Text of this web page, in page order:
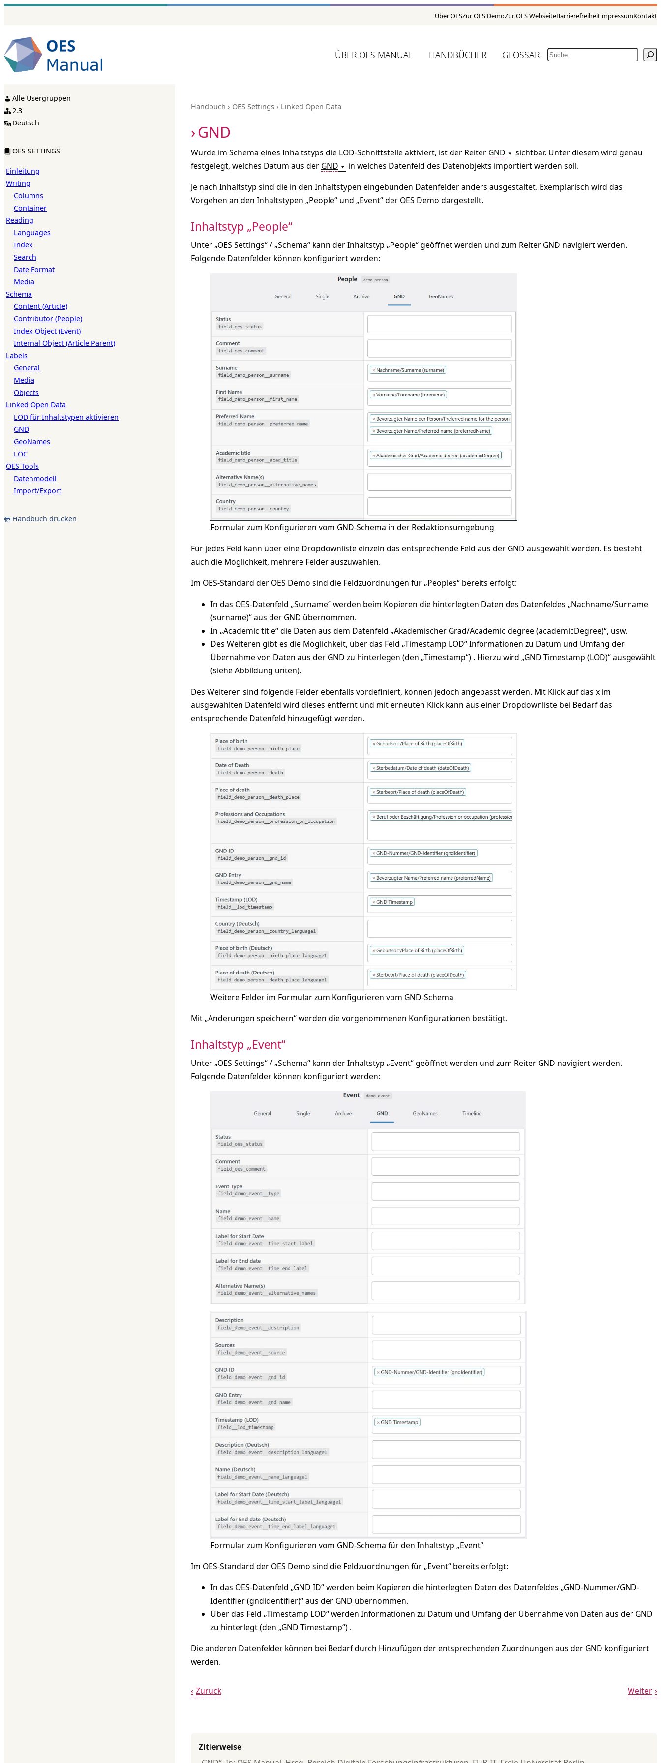
Zum
springen
Über OESZur OES DemoZur OES WebseiteBarrierefreiheitImpressumKontakt
ÜBER OES MANUAL HANDBÜCHER GLOSSAR SUCHEN
Alle Usergruppen
2.3
Deutsch
OES SETTINGS
Einleitung
Writing
Columns
Container
Reading
Languages
Index
Search
Date Format
Media
Schema
Content (Article)
Contributor (People)
Index Object (Event)
Internal Object (Article Parent)
Labels
General
Media
Objects
Linked Open Data
LOD für Inhaltstypen aktivieren
GND
GeoNames
LOC
OES Tools
Datenmodell
Import/Export
Handbuch drucken
Handbuch OES Settings Linked Open Data
GND
Wurde im Schema eines Inhaltstyps die LOD-Schnittstelle aktiviert, ist der Reiter GND
sichtbar. Unter diesem wird genau
festgelegt, welches Datum aus der GND
in welches Datenfeld des Datenobjekts importiert werden soll.
Je nach Inhaltstyp sind die in den Inhaltstypen eingebunden Datenfelder anders ausgestaltet. Exemplarisch wird das
Vorgehen an den Inhaltstypen „People“ und „Event“ der OES Demo dargestellt.
Inhaltstyp „People“
Unter „OES Settings“ / „Schema“ kann der Inhaltstyp „People“ geöffnet werden und zum Reiter GND navigiert werden.
Folgende Datenfelder können konfiguriert werden:
Formular zum Konfigurieren vom GND-Schema in der Redaktionsumgebung
Für jedes Feld kann über eine Dropdownliste einzeln das entsprechende Feld aus der GND ausgewählt werden. Es besteht
auch die Möglichkeit, mehrere Felder auszuwählen.
Im OES-Standard der OES Demo sind die Feldzuordnungen für „Peoples“ bereits erfolgt:
In das OES-Datenfeld „Surname“ werden beim Kopieren die hinterlegten Daten des Datenfeldes „Nachname/Surname
(surname)“ aus der GND übernommen.
In „Academic title“ die Daten aus dem Datenfeld „Akademischer Grad/Academic degree (academicDegree)“, usw.
Des Weiteren gibt es die Möglichkeit, über das Feld „Timestamp LOD“ Informationen zu Datum und Umfang der
Übernahme von Daten aus der GND zu hinterlegen (den „Timestamp“) . Hierzu wird „GND Timestamp (LOD)“ ausgewählt
(siehe Abbildung unten).
Des Weiteren sind folgende Felder ebenfalls vordefiniert, können jedoch angepasst werden. Mit Klick auf das x im
ausgewählten Datenfeld wird dieses entfernt und mit erneuten Klick kann aus einer Dropdownliste bei Bedarf das
entsprechende Datenfeld hinzugefügt werden.
Weitere Felder im Formular zum Konfigurieren vom GND-Schema
Mit „Änderungen speichern“ werden die vorgenommenen Konfigurationen bestätigt.
Inhaltstyp „Event“
Unter „OES Settings“ / „Schema“ kann der Inhaltstyp „Event“ geöffnet werden und zum Reiter GND navigiert werden.
Folgende Datenfelder können konfiguriert werden:
Formular zum Konfigurieren vom GND-Schema für den Inhaltstyp „Event“
Im OES-Standard der OES Demo sind die Feldzuordnungen für „Event“ bereits erfolgt:
In das OES-Datenfeld „GND ID“ werden beim Kopieren die hinterlegten Daten des Datenfeldes „GND-Nummer/GND-
Identifier (gndidentifier)“ aus der GND übernommen.
Über das Feld „Timestamp LOD“ werden Informationen zu Datum und Umfang der Übernahme von Daten aus der GND
zu hinterlegt (den „GND Timestamp“) .
Die anderen Datenfelder können bei Bedarf durch Hinzufügen der entsprechenden Zuordnungen aus der GND konfiguriert
werden.
Zurück Weiter
Zitierweise